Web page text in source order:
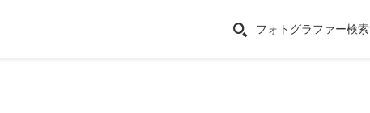
フォトグラファー検索